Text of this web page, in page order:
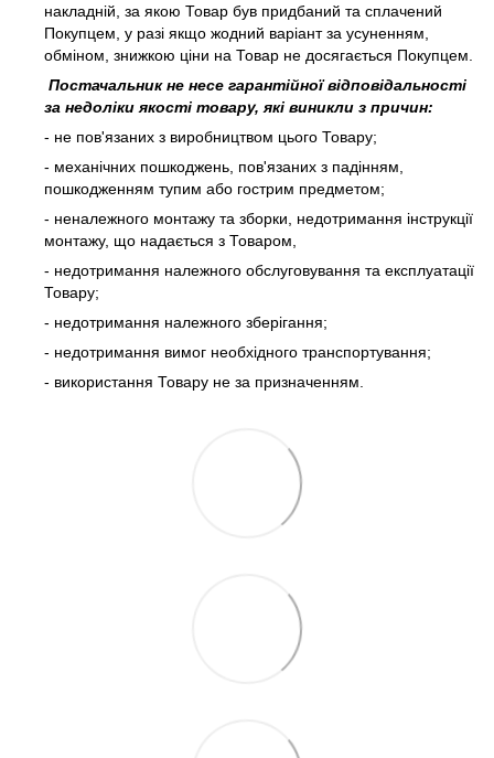
накладній, за якою Товар був придбаний та сплачений
Покупцем, у разі якщо жодний варіант за усуненням,
обміном, знижкою ціни на Товар не досягається Покупцем.
Постачальник не несе гарантійної відповідальності
за недоліки якості товару, які виникли з причин:
- не пов'язаних з виробництвом цього Товару;
- механічних пошкоджень, пов'язаних з падінням,
пошкодженням тупим або гострим предметом;
- неналежного монтажу та зборки, недотримання інструкції
монтажу, що надається з Товаром,
- недотримання належного обслуговування та експлуатації
Товару;
- недотримання належного зберігання;
- недотримання вимог необхідного транспортування;
- використання Товару не за призначенням.